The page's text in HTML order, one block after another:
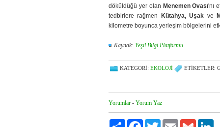
döküldüğü yer olan Menemen Ovası'nı
tedbirlere rağmen
Kütahya, Uşak ve
kilometre boyunca yerleşim bölgelerini
Kaynak: Yeşil Bilgi Platformu
KATEGORI: EKOLOJI ETIKETLER:
Yorumlar - Yorum Yaz
Paylaş FacebookTwitter Email Gmail